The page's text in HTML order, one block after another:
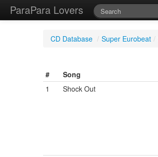
ParaPara Lovers
CD Database / Super Eurobeat /
#
Song
1
Shock Out